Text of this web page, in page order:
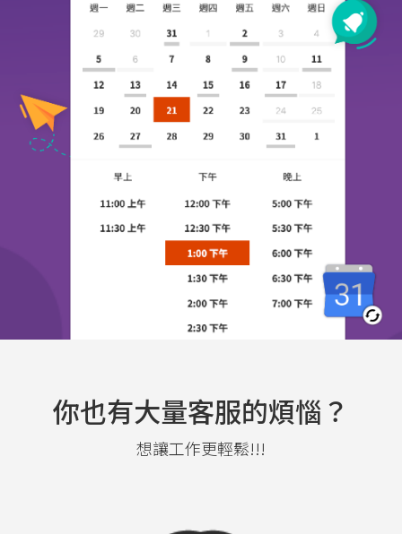
你也有大量客服的煩惱？
想讓工作更輕鬆!!!